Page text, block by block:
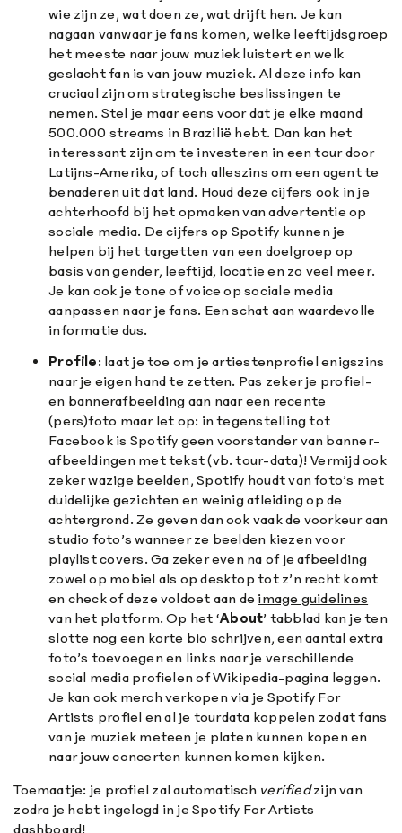
wie zijn ze, wat doen ze, wat drijft hen. Je kan
nagaan vanwaar je fans komen, welke leeftijdsgroep
het meeste naar jouw muziek luistert en welk
geslacht fan is van jouw muziek. Al deze info kan
cruciaal zijn om strategische beslissingen te
nemen. Stel je maar eens voor dat je elke maand
500.000 streams in Brazilië hebt. Dan kan het
interessant zijn om te investeren in een tour door
Latijns-Amerika, of toch alleszins om een agent te
benaderen uit dat land. Houd deze cijfers ook in je
achterhoofd bij het opmaken van advertentie op
sociale media. De cijfers op Spotify kunnen je
helpen bij het targetten van een doelgroep op
basis van gender, leeftijd, locatie en zo veel meer.
Je kan ook je tone of voice op sociale media
aanpassen naar je fans. Een schat aan waardevolle
informatie dus.
Profile: laat je toe om je artiestenprofiel enigszins
naar je eigen hand te zetten. Pas zeker je profiel-
en bannerafbeelding aan naar een recente
(pers)foto maar let op: in tegenstelling tot
Facebook is Spotify geen voorstander van banner-
afbeeldingen met tekst (vb. tour-data)! Vermijd ook
zeker wazige beelden, Spotify houdt van foto’s met
duidelijke gezichten en weinig afleiding op de
achtergrond. Ze geven dan ook vaak de voorkeur aan
studio foto’s wanneer ze beelden kiezen voor
playlist covers. Ga zeker even na of je afbeelding
zowel op mobiel als op desktop tot z’n recht komt
en check of deze voldoet aan de image guidelines
van het platform.Op het ‘About’ tabblad kan je ten
slotte nog een korte bio schrijven, een aantal extra
foto’s toevoegen en links naar je verschillende
social media profielen of Wikipedia-pagina leggen.
Je kan ook merch verkopen via je Spotify For
Artists profiel en al je tourdata koppelen zodat fans
van je muziek meteen je platen kunnen kopen en
naar jouw concerten kunnen komen kijken.
Toemaatje: je profiel zal automatisch verifiedzijn van
zodra je hebt ingelogd in je Spotify For Artists
dashboard!